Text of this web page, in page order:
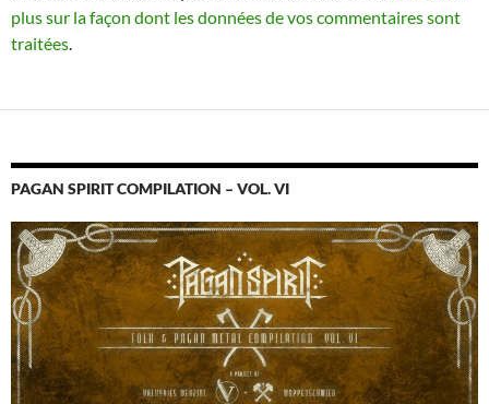
plus sur la façon dont les données de vos commentaires sont
traitées.
PAGAN SPIRIT COMPILATION – VOL. VI